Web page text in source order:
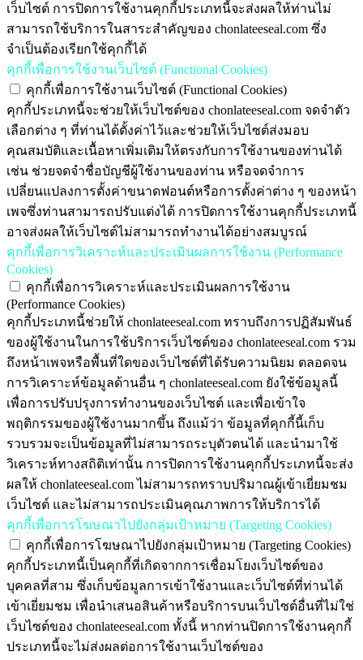
เว็บไซต์ การปิดการใช้งานคุกกี้ประเภทนี้จะส่งผลให้ท่านไม่
สามารถใช้บริการในสาระสำคัญของ chonlateeseal.com ซึ่ง
จำเป็นต้องเรียกใช้คุกกี้ได้
คุกกี้เพื่อการใช้งานเว็บไซต์ (Functional Cookies)
คุกกี้เพื่อการใช้งานเว็บไซต์ (Functional Cookies)
คุกกี้ประเภทนี้จะช่วยให้เว็บไซต์ของ chonlateeseal.com จดจำตัว
เลือกต่าง ๆ ที่ท่านได้ตั้งค่าไว้และช่วยให้เว็บไซต์ส่งมอบ
คุณสมบัติและเนื้อหาเพิ่มเติมให้ตรงกับการใช้งานของท่านได้
เช่น ช่วยจดจำชื่อบัญชีผู้ใช้งานของท่าน หรือจดจำการ
เปลี่ยนแปลงการตั้งค่าขนาดฟอนต์หรือการตั้งค่าต่าง ๆ ของหน้า
เพจซึ่งท่านสามารถปรับแต่งได้ การปิดการใช้งานคุกกี้ประเภทนี้
อาจส่งผลให้เว็บไซต์ไม่สามารถทำงานได้อย่างสมบูรณ์
คุกกี้เพื่อการวิเคราะห์และประเมินผลการใช้งาน (Performance
Cookies)
คุกกี้เพื่อการวิเคราะห์และประเมินผลการใช้งาน
(Performance Cookies)
คุกกี้ประเภทนี้ช่วยให้ chonlateeseal.com ทราบถึงการปฏิสัมพันธ์
ของผู้ใช้งานในการใช้บริการเว็บไซต์ของ chonlateeseal.com รวม
ถึงหน้าเพจหรือพื้นที่ใดของเว็บไซต์ที่ได้รับความนิยม ตลอดจน
การวิเคราะห์ข้อมูลด้านอื่น ๆ chonlateeseal.com ยังใช้ข้อมูลนี้
เพื่อการปรับปรุงการทำงานของเว็บไซต์ และเพื่อเข้าใจ
พฤติกรรมของผู้ใช้งานมากขึ้น ถึงแม้ว่า ข้อมูลที่คุกกี้นี้เก็บ
รวบรวมจะเป็นข้อมูลที่ไม่สามารถระบุตัวตนได้ และนำมาใช้
วิเคราะห์ทางสถิติเท่านั้น การปิดการใช้งานคุกกี้ประเภทนี้จะส่ง
ผลให้ chonlateeseal.com ไม่สามารถทราบปริมาณผู้เข้าเยี่ยมชม
เว็บไซต์ และไม่สามารถประเมินคุณภาพการให้บริการได้
คุกกี้เพื่อการโฆษณาไปยังกลุ่มเป้าหมาย (Targeting Cookies)
คุกกี้เพื่อการโฆษณาไปยังกลุ่มเป้าหมาย (Targeting Cookies)
คุกกี้ประเภทนี้เป็นคุกกี้ที่เกิดจากการเชื่อมโยงเว็บไซต์ของ
บุคคลที่สาม ซึ่งเก็บข้อมูลการเข้าใช้งานและเว็บไซต์ที่ท่านได้
เข้าเยี่ยมชม เพื่อนำเสนอสินค้าหรือบริการบนเว็บไซต์อื่นที่ไม่ใช่
เว็บไซต์ของ chonlateeseal.com ทั้งนี้ หากท่านปิดการใช้งานคุกกี้
ประเภทนี้จะไม่ส่งผลต่อการใช้งานเว็บไซต์ของ